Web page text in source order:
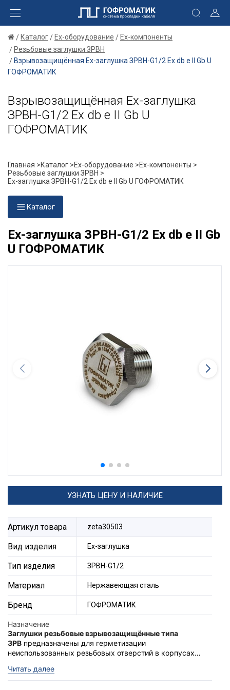
Каталог Ex-оборудование
Ex-компоненты
Резьбовые заглушки ЗРВН
Взрывозащищённая Ex-заглушка ЗРВН-G1/2 Ех db e II Gb U
ГОФРОМАТИК
Взрывозащищённая Ex-заглушка
ЗРВН-G1/2 Ех db e II Gb U
ГОФРОМАТИК
Главная >Каталог >Ex-оборудование >Ex-компоненты >
Резьбовые заглушки ЗРВН >
Ex-заглушка ЗРВН-G1/2 Ех db e II Gb U ГОФРОМАТИК
Каталог
Ex-заглушка ЗРВН-G1/2 Ех db e II Gb
U ГОФРОМАТИК
УЗНАТЬ ЦЕНУ И НАЛИЧИЕ
Артикул товара zeta30503
Вид изделия Ех-заглушка
Тип изделия ЗРВН-G1/2
Материал Нержавеющая сталь
Бренд ГОФРОМАТИК
Назначение
Заглушки резьбовые взрывозащищённые типа
ЗРВ предназначены для герметизации
неиспользованных резьбовых отверстий в корпусах
функцию поддержания необходимого уровня и вида
взрывозащиты Ex-оборудования.
Ex-заглушки типа ЗРВ
Читать далее